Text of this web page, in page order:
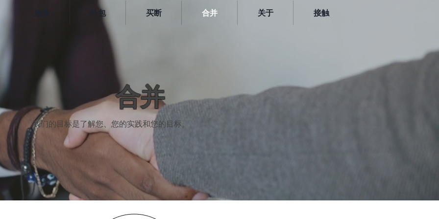
外包 买断 合并 关于 接触
合并
我们的目标是了解您、您的实践和您的目标。